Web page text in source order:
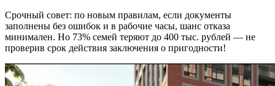
Срочный совет: по новым правилам, если документы
заполнены без ошибок и в рабочие часы, шанс отказа
минимален. Но 73% семей теряют до 400 тыс. рублей — не
проверив срок действия заключения о пригодности!